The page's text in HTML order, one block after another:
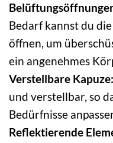
Bedarf kannst du
öffnen, um
ein angenehmes
Verstellbare Kapuze:
und verstellbar, so
Bedürfnisse
Reflektierende